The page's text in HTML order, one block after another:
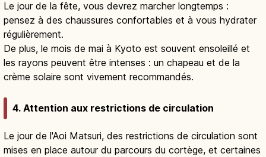
Le jour de la fête, vous devrez marcher longtemps :
pensez à des chaussures confortables et à vous hydrater
régulièrement.
De plus, le mois de mai à Kyoto est souvent ensoleillé et
les rayons peuvent être intenses : un chapeau et de la
crème solaire sont vivement recommandés.
4. Attention aux restrictions de circulation
Le jour de l'Aoi Matsuri, des restrictions de circulation sont
mises en place autour du parcours du cortège, et certaines